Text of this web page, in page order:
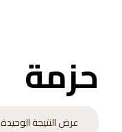
حزمة
عرض النتيجة الوحيدة